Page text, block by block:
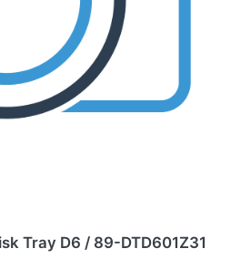
Tray D6 / 89-DTD601Z31